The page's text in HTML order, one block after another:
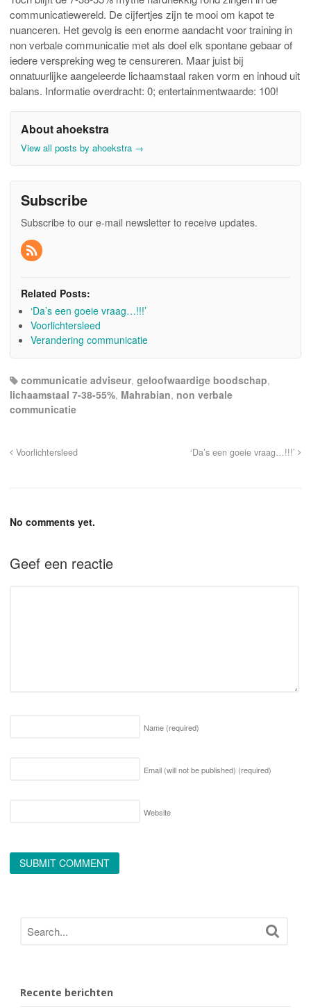
communicatiewereld. De cijfertjes zijn te mooi om kapot te
nuanceren. Het gevolg is een enorme aandacht voor training in
non verbale communicatie met als doel elk spontane gebaar of
iedere verspreking weg te censureren. Maar juist bij
onnatuurlijke aangeleerde lichaamstaal raken vorm en inhoud uit
balans. Informatie overdracht: 0; entertainmentwaarde: 100!
About ahoekstra
View all posts by ahoekstra →
Subscribe
Subscribe to our e-mail newsletter to receive updates.
Related Posts:
‘Da’s een goeie vraag…!!!’
Voorlichtersleed
Verandering communicatie
communicatie adviseur, geloofwaardige boodschap,
lichaamstaal 7-38-55%, Mahrabian, non verbale
communicatie
Voorlichtersleed ‘Da’s een goeie vraag…!!!’
No comments yet.
Geef een reactie
Name (required)
Email (will not be published) (required)
Website
Recente berichten